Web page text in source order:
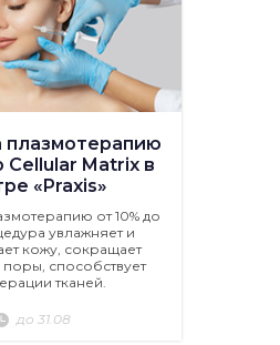
плазмотерапию
Cellular Matrix в
«Praxis»
от 10% до
увлажняет и
кожу, сокращает
способствует
тканей.
до 31.08